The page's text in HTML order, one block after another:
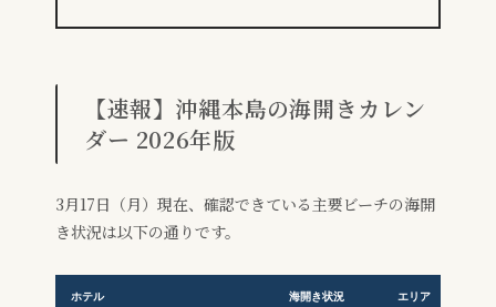
【速報】沖縄本島の海開きカレン
ダー 2026年版
3月17日（月）現在、確認できている主要ビーチの海開
き状況は以下の通りです。
ホテル 海開き状況 エリア